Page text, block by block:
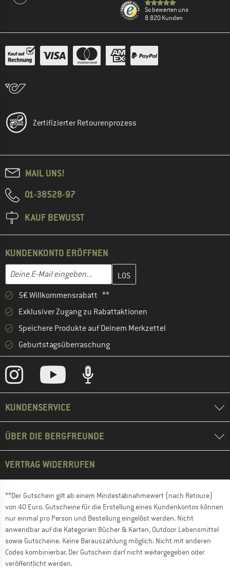
So bewerten uns
8.820 Kunden
Zertifizierter Retourenprozess
MAIL UNS!
01-38528-97
KAUF BEWUSST
KUNDENKONTO ERÖFFNEN
E-Mail-Adresse
Gib hier deine E-Mail-Adresse ein und erstelle im nächsten
5€ Willkommensrabatt **
Exklusiver Zugang zu Rabattaktionen
Speichere Produkte auf Deinem Merkzettel
Geburtstagsüberraschung
KUNDENSERVICE
ÜBER DIE BERGFREUNDE
VERTRAG WIDERRUFEN
**Der Gutschein gilt ab einem Mindestabnahmewert (nach Retoure)
von 40 Euro. Gutscheine für die Erstellung eines Kundenkontos können
nur einmal pro Person und Bestellung eingelöst werden. Nicht
anwendbar auf die Kategorien Bücher & Karten, Outdoor Lebensmittel
sowie Gutscheine. Keine Barauszahlung möglich. Nicht mit anderen
Codes kombinierbar. Der Gutschein darf nicht weitergegeben oder
veröffentlicht werden.